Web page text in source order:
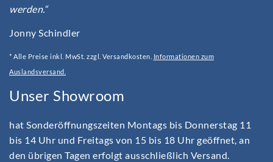
werden.“
Jonny Schindler
* Alle Preise inkl. MwSt. zzgl. Versandkosten. Informationen zum
Auslandsversand.
Unser Showroom
hat Sonderöffnungszeiten Montags bis Donnerstag 11
bis 14 Uhr und Freitags von 15 bis 18 Uhr geöffnet, an
den übrigen Tagen erfolgt ausschließlich Versand.